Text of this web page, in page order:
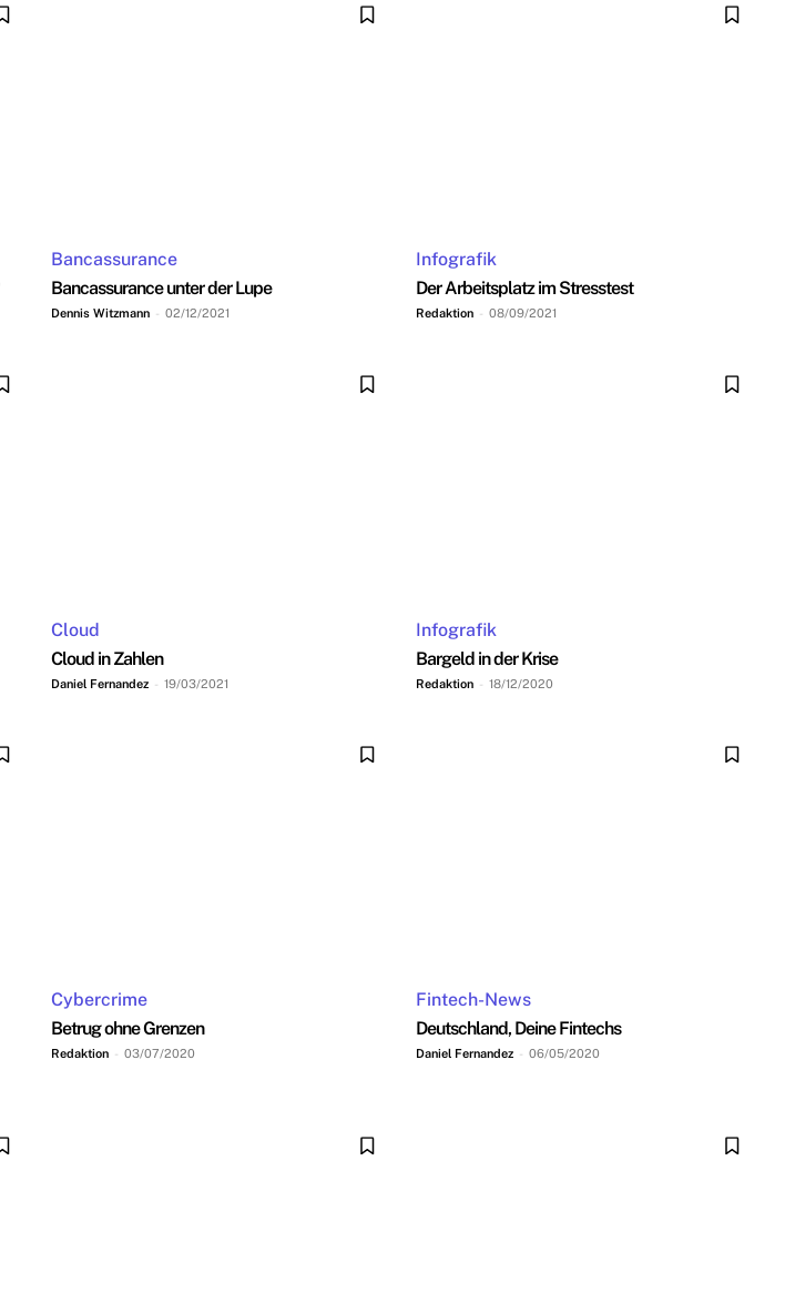
Bancassurance
Bancassurance unter der Lupe
Dennis Witzmann - 02/12/2021
Infografik
Der Arbeitsplatz im Stresstest
Redaktion - 08/09/2021
Cloud
Cloud in Zahlen
Daniel Fernandez - 19/03/2021
Infografik
Bargeld in der Krise
Redaktion - 18/12/2020
Cybercrime
Betrug ohne Grenzen
Redaktion - 03/07/2020
Fintech-News
Deutschland, Deine Fintechs
Daniel Fernandez - 06/05/2020